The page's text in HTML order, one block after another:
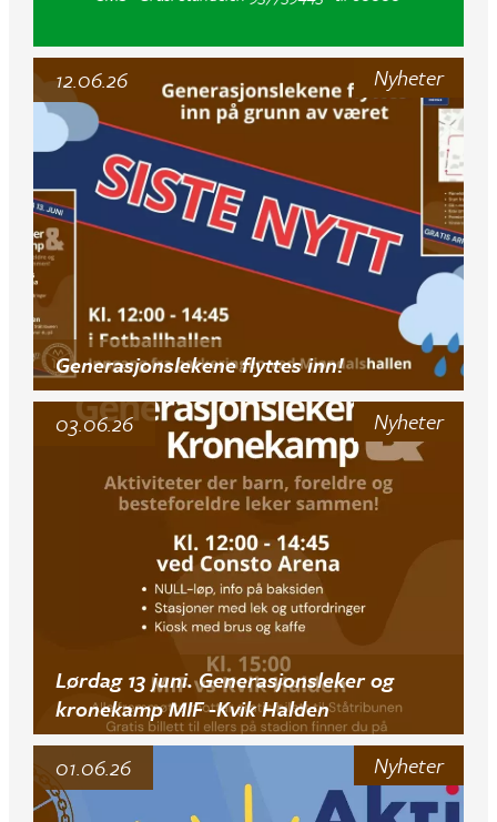
Nyheter
Generasjonslekene flyttes inn!
12.06.26
Nyheter
Lørdag 13 juni. Generasjonsleker og
kronekamp MIF -Kvik Halden
03.06.26
Nyheter
01.06.26